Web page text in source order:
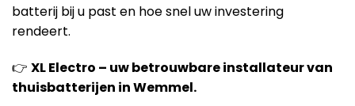
batterij bij u past en hoe snel uw investering
rendeert.
👉 XL Electro – uw betrouwbare installateur van
thuisbatterijen in Wemmel.